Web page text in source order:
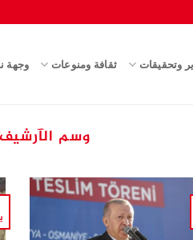
وتحقيقات ثقافة ومنوعات وجهة
وسم